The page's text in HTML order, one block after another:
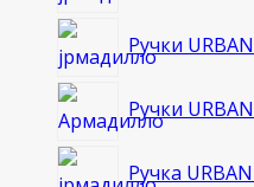
Ручки
Ручки
Ручка